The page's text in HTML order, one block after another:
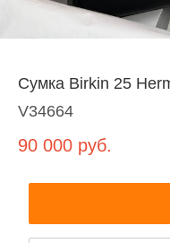
Сумка Birkin 25
V34664
90 000 руб.